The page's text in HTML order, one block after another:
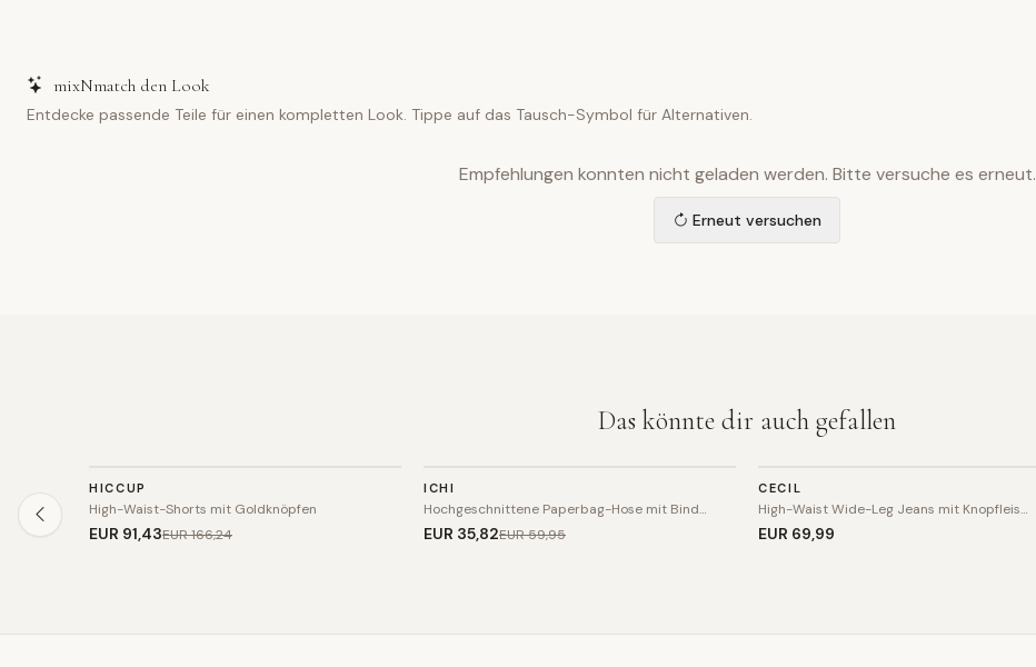
mixNmatch den Look
Entdecke passende Teile für einen kompletten Look. Tippe auf das Tausch-Symbol für Alternativen.
Empfehlungen konnten nicht geladen werden. Bitte versuche es erneut.
Erneut versuchen
Das könnte dir auch gefallen
SALE
HICCUP
High-Waist-Shorts mit Goldknöpfen
EUR 91,43EUR 166,24
SALE
ICHI
Hochgeschnittene Paperbag-Hose mit Bind…
EUR 35,82EUR 59,95
HOSE
CECIL
High-Waist Wide-Leg Jeans mit Knopfleis…
EUR 69,99